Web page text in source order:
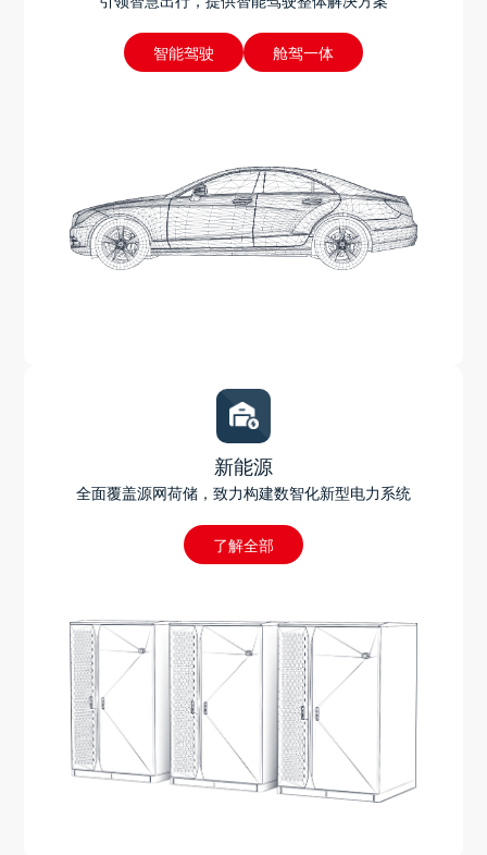
智能驾驶 舱驾一体
新能源
全面覆盖源网荷储，致力构建数智化新型电力系统
了解全部